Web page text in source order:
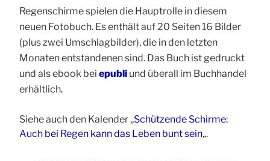
Regenschirme spielen die Hauptrolle in diesem
neuen Fotobuch. Es enthält auf 20 Seiten 16 Bilder
(plus zwei Umschlagbilder), die in den letzten
Monaten entstandenen sind. Das Buch ist gedruckt
und als ebook bei epubli und überall im Buchhandel
erhältlich.
Siehe auch den Kalender „Schützende Schirme:
Auch bei Regen kann das Leben bunt sein„.